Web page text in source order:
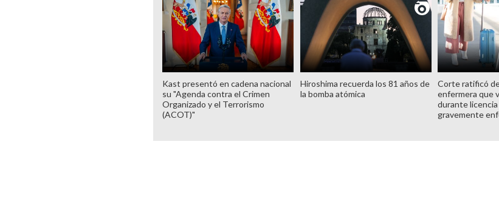
Kast presentó en cadena nacional
su "Agenda contra el Crimen
Organizado y el Terrorismo
(ACOT)"
Hiroshima recuerda los 81 años de
la bomba atómica
Corte ratificó
enfermera que
durante
gravemente